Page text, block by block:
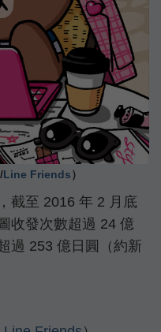
Line Friends）
截至 2016 年 2 月底
收發次數超過 24 億
過 253 億日圓（約新